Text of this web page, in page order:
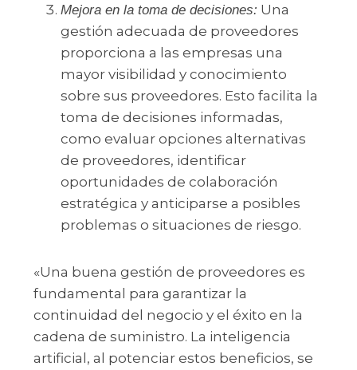
Mejora en la toma de decisiones: Una
gestión adecuada de proveedores
proporciona a las empresas una
mayor visibilidad y conocimiento
sobre sus proveedores. Esto facilita la
toma de decisiones informadas,
como evaluar opciones alternativas
de proveedores, identificar
oportunidades de colaboración
estratégica y anticiparse a posibles
problemas o situaciones de riesgo.
«Una buena gestión de proveedores es
fundamental para garantizar la
continuidad del negocio y el éxito en la
cadena de suministro. La inteligencia
artificial, al potenciar estos beneficios, se